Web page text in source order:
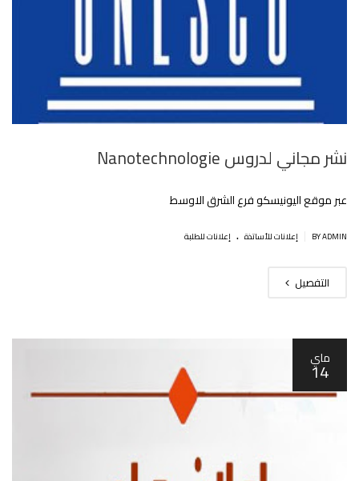
نشر مجاني لدروس Nanotechnologie
عبر موقع اليونيسكو فرع الشرق الاوسط
BY ADMIN إعلانات للأساتذة . إعلانات للطلبة
التفصيل
ماي
14